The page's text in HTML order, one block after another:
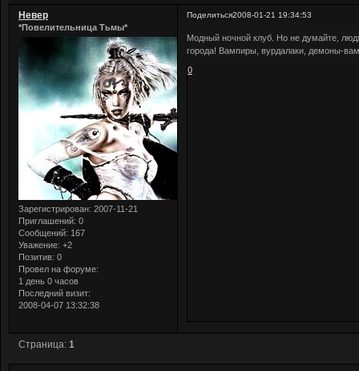
Поделиться2008-01-21 19:34:53
Невер
*Повелительница Тьмы*
Зарегистрирован: 2007-11-21
Приглашений: 0
Сообщений: 167
Уважение: +2
Позитив: 0
Провел на форуме:
1 день 0 часов
Последний визит:
2008-04-07 13:32:38
Модный ночной клуб. Но не думайте,
города! Вампиры, вурдалаки, демоны-
0
Страница:1